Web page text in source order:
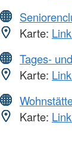
Karte:
Tages-
Karte:
Karte: